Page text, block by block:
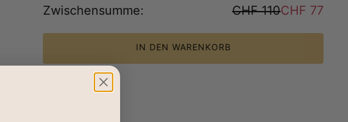
Zwischensumme: CHF 110CHF 77
IN DEN WARENKORB